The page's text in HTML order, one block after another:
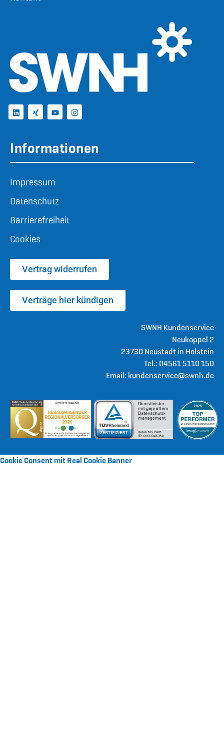
Informationen
Impressum
Datenschutz
Barrierefreiheit
Cookies
Vertrag widerrufen
Verträge hier kündigen
SWNH Kundenservice
Neukoppel 2
23730 Neustadt in Holstein
Tel.: 04561 5110 150
Email: kundenservice@swnh.de
Cookie Consent mit Real Cookie Banner